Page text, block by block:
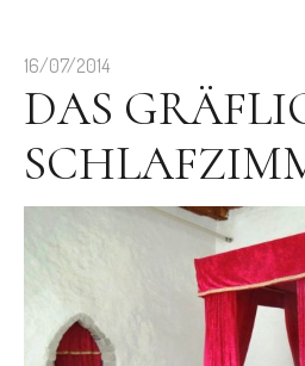
16/07/2014
DAS